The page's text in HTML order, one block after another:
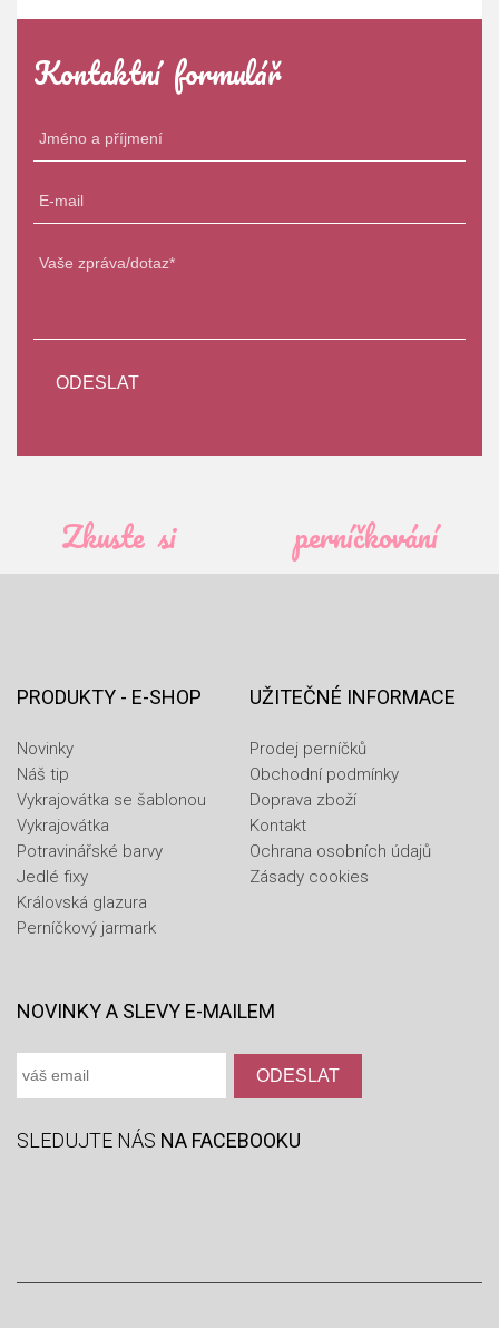
Kontaktní formulář
Zkuste si perníčkování
PRODUKTY - E-SHOP
Novinky
Náš tip
Vykrajovátka se šablonou
Vykrajovátka
Potravinářské barvy
Jedlé fixy
Královská glazura
Perníčkový jarmark
UŽITEČNÉ INFORMACE
Prodej perníčků
Obchodní podmínky
Doprava zboží
Kontakt
Ochrana osobních údajů
Zásady cookies
NOVINKY A SLEVY E-MAILEM
SLEDUJTE NÁS NA FACEBOOKU